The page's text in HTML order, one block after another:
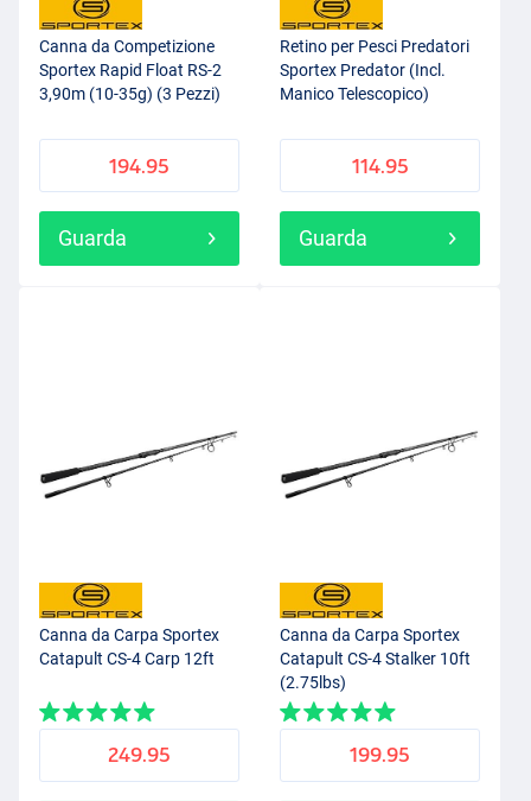
Canna da Competizione
Sportex Rapid Float RS-2
3,90m (10-35g) (3 Pezzi)
194.95
Guarda
Retino per Pesci Predatori
Sportex Predator (Incl.
Manico Telescopico)
114.95
Guarda
Canna da Carpa Sportex
Catapult CS-4 Carp 12ft
249.95
Canna da Carpa Sportex
Catapult CS-4 Stalker 10ft
(2.75lbs)
199.95